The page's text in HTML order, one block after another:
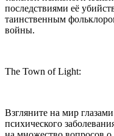
последствиями её
таинственным
войны.
The Town of Light:
Взгляните на мир
психического